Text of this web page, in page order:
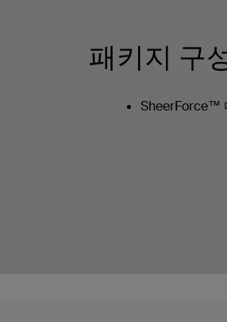
패키지 구
SheerForce™